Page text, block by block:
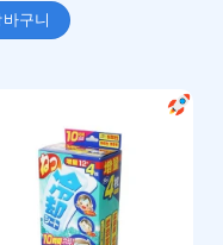
바구니